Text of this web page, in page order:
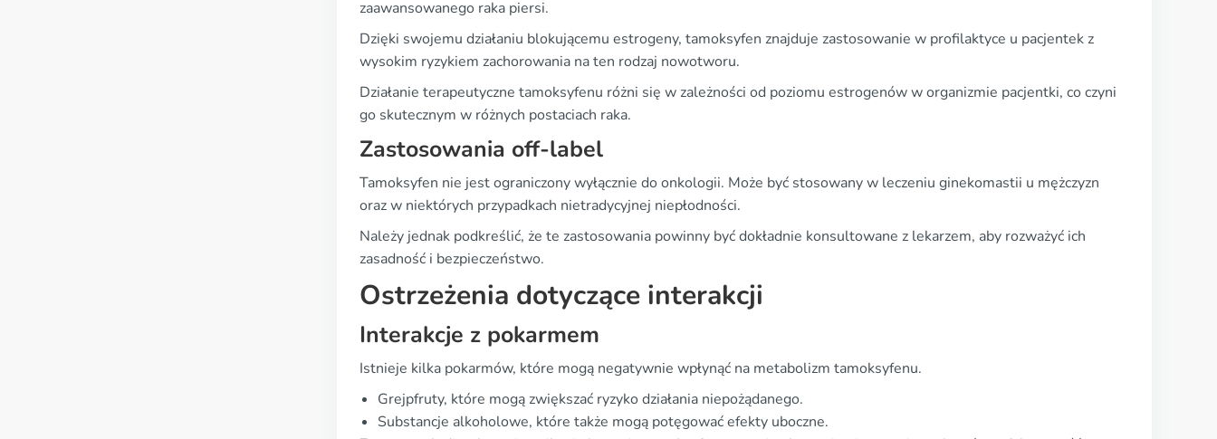
zaawansowanego raka piersi.
Dzięki swojemu działaniu blokującemu estrogeny, tamoksyfen znajduje zastosowanie w profilaktyce u pacjentek z
wysokim ryzykiem zachorowania na ten rodzaj nowotworu.
Działanie terapeutyczne tamoksyfenu różni się w zależności od poziomu estrogenów w organizmie pacjentki, co czyni
go skutecznym w różnych postaciach raka.
Zastosowania off-label
Tamoksyfen nie jest ograniczony wyłącznie do onkologii. Może być stosowany w leczeniu ginekomastii u mężczyzn
oraz w niektórych przypadkach nietradycyjnej niepłodności.
Należy jednak podkreślić, że te zastosowania powinny być dokładnie konsultowane z lekarzem, aby rozważyć ich
zasadność i bezpieczeństwo.
Ostrzeżenia dotyczące interakcji
Interakcje z pokarmem
Istnieje kilka pokarmów, które mogą negatywnie wpłynąć na metabolizm tamoksyfenu.
Grejpfruty, które mogą zwiększać ryzyko działania niepożądanego.
Substancje alkoholowe, które także mogą potęgować efekty uboczne.